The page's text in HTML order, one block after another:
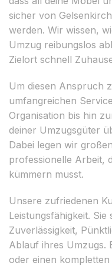
sicher von
werden. Wir wissen,
Umzug reibungslos
Zielort schnell
Um diesen Anspruch
umfangreichen
Organisation bis hin
deiner Umzugsgüter
Dabei legen wir
professionelle Arbeit,
kümmern musst.
Unsere zufriedenen
Leistungsfähigkeit.
Zuverlässigkeit,
Ablauf ihres Umzugs.
oder einen